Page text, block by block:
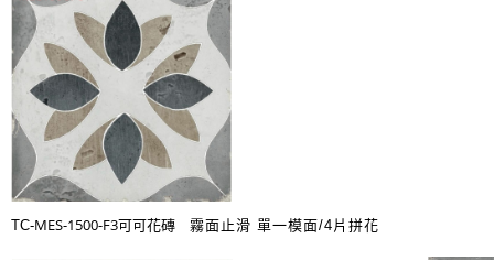
TC-MES-1500-F3可可花磚 霧面止滑 單一模面/4片拼花